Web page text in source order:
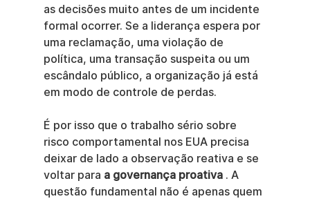
as decisões muito antes de um incidente
formal ocorrer. Se a liderança espera por
uma reclamação, uma violação de
política, uma transação suspeita ou um
escândalo público, a organização já está
em modo de controle de perdas.
É por isso que o trabalho sério sobre
risco comportamental nos EUA precisa
deixar de lado a observação reativa e se
voltar para a governança proativa . A
questão fundamental não é apenas quem